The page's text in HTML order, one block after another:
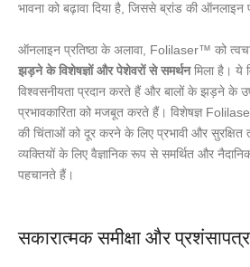
भावना को बढ़ावा दिया है, जिससे ब्रांड की ऑनलाइन
ऑनलाइन प्रतिष्ठा के अलावा, Folilaser™ को
झड़ने के विशेषज्ञों और पेशेवरों से समर्थनमिला है। ये
विश्वसनीयता प्रदान करते हैं और बालों के झड़ने के
प्रभावकारिता को मजबूत करते हैं। विशेषज्ञ
की चिंताओं को दूर करने के लिए प्रभावी और सुरक्षित
व्यक्तियों के लिए वैज्ञानिक रूप से समर्थित और
पहचानते हैं।
सकारात्मक समीक्षा और प्रशंसापत्र